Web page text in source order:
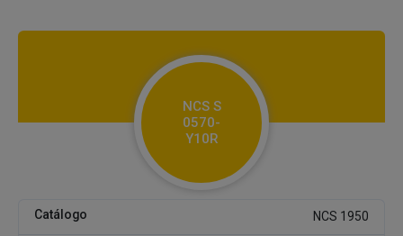
NCS S
0570-
Y10R
Catálogo NCS 1950